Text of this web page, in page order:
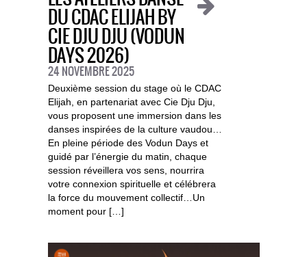
DU CDAC ELIJAH BY
CIE DJU DJU (VODUN
DAYS 2026)
24 NOVEMBRE 2025
Deuxième session du stage où le CDAC
Elijah, en partenariat avec Cie Dju Dju,
vous proposent une immersion dans les
danses inspirées de la culture vaudou…
En pleine période des Vodun Days et
guidé par l’énergie du matin, chaque
session réveillera vos sens, nourrira
votre connexion spirituelle et célébrera
la force du mouvement collectif…Un
moment pour […]